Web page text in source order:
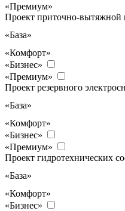
«Премиум»
Проект приточно-вытяжной
«База»
«Комфорт»
«Бизнес»
«Премиум»
Проект резервного
«База»
«Комфорт»
«Бизнес»
«Премиум»
Проект гидротехнических
«База»
«Комфорт»
«Бизнес»